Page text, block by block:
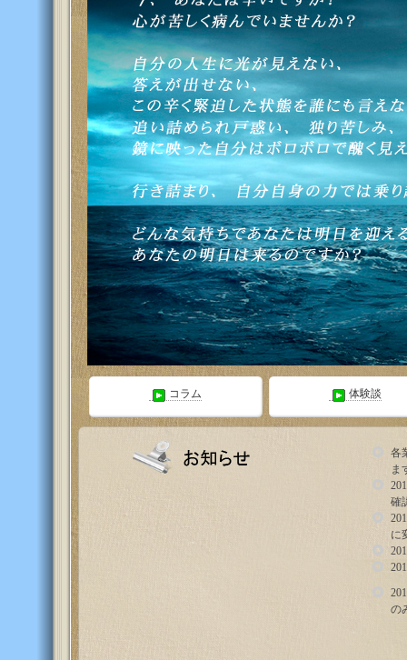
コラム 体験談
各
ま
確
に
の